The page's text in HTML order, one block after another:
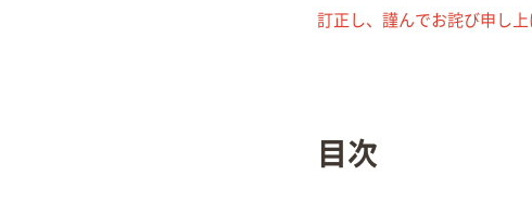
訂正し、謹んでお詫び申し
目次